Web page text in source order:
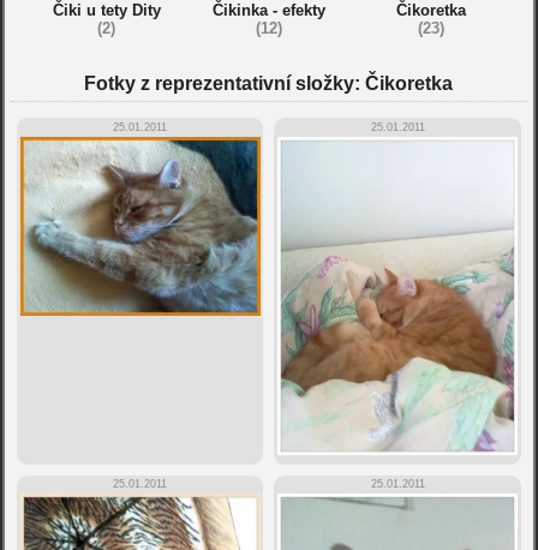
Čiki u tety Dity
(2)
Čikinka - efekty
(12)
Čikoretka
(23)
Fotky z reprezentativní složky: Čikoretka
25.01.2011 25.01.2011
25.01.2011 25.01.2011